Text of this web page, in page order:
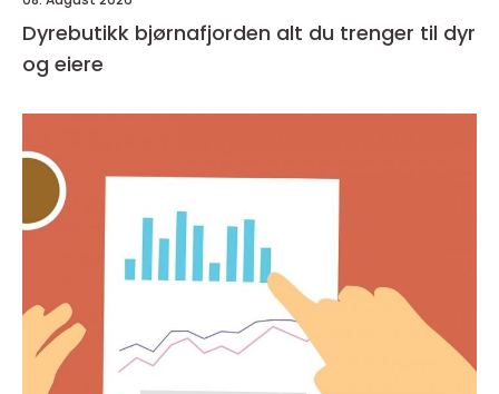
Dyrebutikk bjørnafjorden alt du trenger til dyr
og eiere